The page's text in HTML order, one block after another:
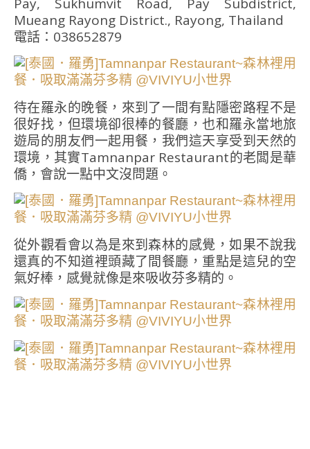
Mueang Rayong District., Rayong, Thailand
電話：038652879
待在羅永的晚餐，來到了一間有點隱密路程不是
很好找，但環境卻很棒的餐廳，也和羅永當地旅
遊局的朋友們一起用餐，我們這天享受到天然的
環境，其實Tamnanpar Restaurant的老闆是華
僑，會說一點中文沒問題。
從外觀看會以為是來到森林的感覺，如果不說我
還真的不知道裡頭藏了間餐廳，重點是這兒的空
氣好棒，感覺就像是來吸收芬多精的。